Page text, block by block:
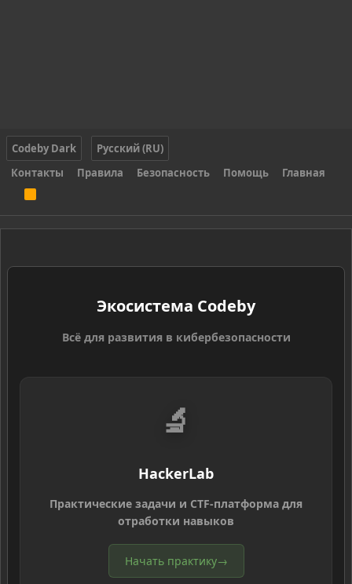
Codeby Dark
Русский (RU)
Контакты
Правила Безопасность Помощь Главная
S
Экосистема Codeby
Всё для развития в кибербезопасности
🔬
HackerLab
Практические задачи и CTF-платформа для
отработки навыков
Начать практику→